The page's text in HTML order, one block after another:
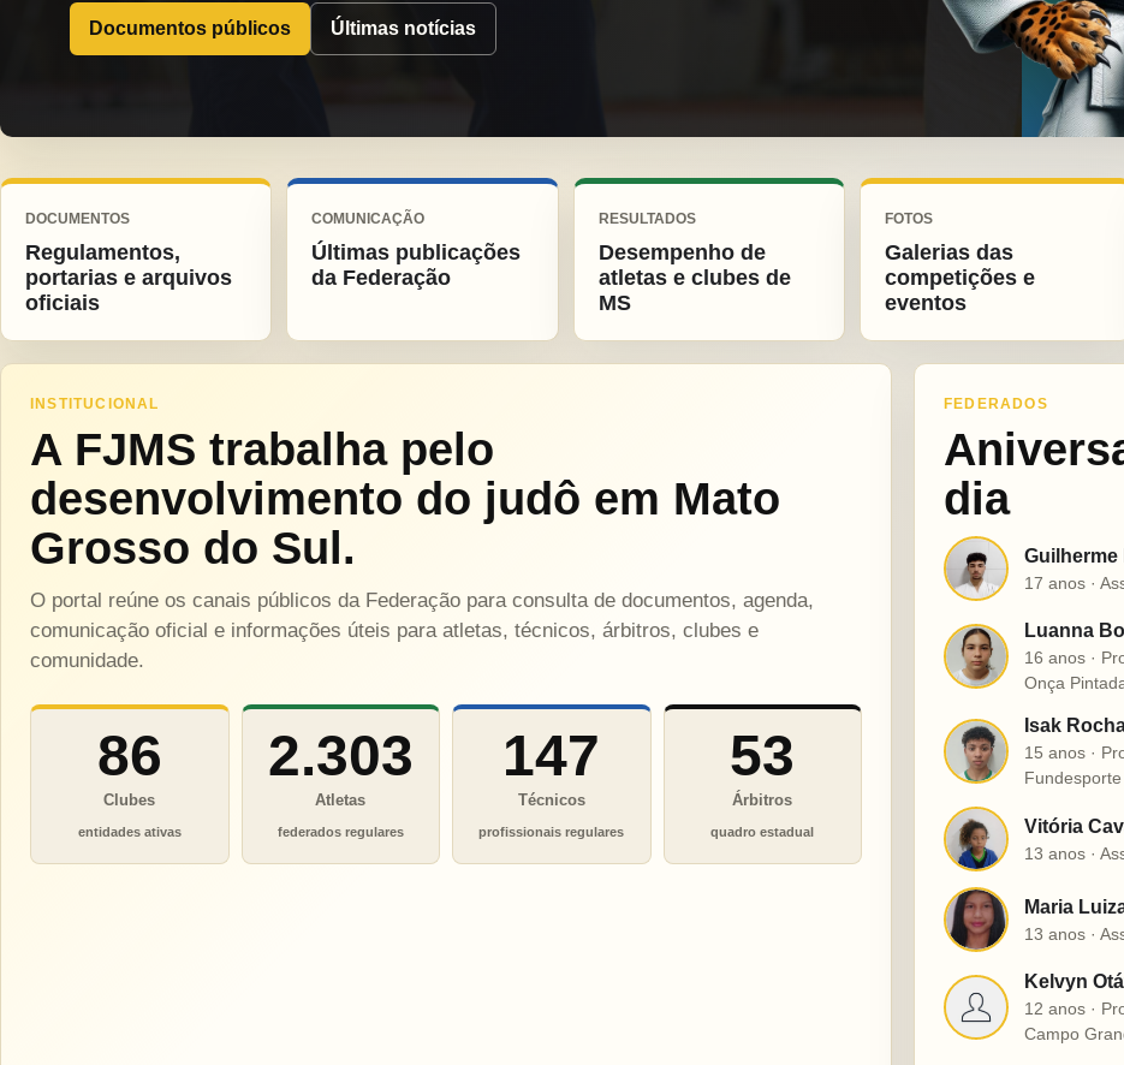
Documentos públicos Últimas notícias
DOCUMENTOS
Regulamentos,
portarias e arquivos
oficiais
COMUNICAÇÃO
Últimas publicações
da Federação
RESULTADOS
Desempenho de
atletas e clubes de
MS
FOTOS
Galerias das
competições e
eventos
INSTITUCIONAL
A FJMS trabalha pelo
desenvolvimento do judô em Mato
Grosso do Sul.
O portal reúne os canais públicos da Federação para consulta de documentos, agenda,
comunicação oficial e informações úteis para atletas, técnicos, árbitros, clubes e
comunidade.
86
Clubes
entidades ativas
2.303
Atletas
federados regulares
147
Técnicos
profissionais regulares
53
Árbitros
quadro estadual
FEDERADOS
dia
G Guilherme
17 anos ·
L
Luanna
16 anos ·
Onça
I
Isak
15 anos ·
Fundesporte
V Vitória
13 anos ·
M Maria
13 anos ·
K
Kelvyn
12 anos ·
Campo